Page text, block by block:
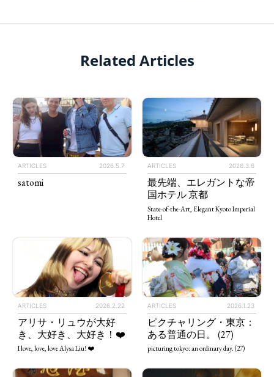
Related Articles
ARTICLES 2026.5.7
satomi
ARTICLES 2026.3.6
最先端、エレガントな帝
国ホテル 京都
State-of-the-Art, Elegant Kyoto Imperial
Hotel
ARTICLES 2026.2.22
アリサ・リュウが大好
き、大好き、大好き！❤️
I love, love, love Alysa Liu! ❤️
ARTICLES 2026.1.23
ピクチャリング・東京：
ある普通の日。 (27)
picturing tokyo: an ordinary day. (27)